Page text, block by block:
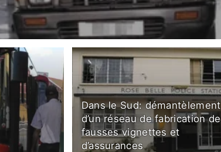
Dans le Sud: démantèlement
d’un réseau de fabrication de
fausses vignettes et
d’assurances